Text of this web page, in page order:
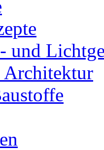
und
Architektur